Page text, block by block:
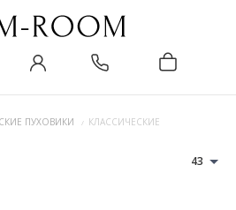
ПУХОВИКИ КЛАССИЧЕСКИЕ
43